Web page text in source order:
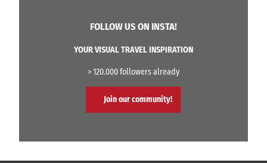
FOLLOW US ON INSTA!
YOUR VISUAL TRAVEL INSPIRATION
> 120.000 followers already
Join our community!